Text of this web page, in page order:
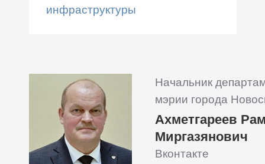
инфраструктуры
Начальник
мэрии города
Ахметгареев
Миргазянович
Вконтакте